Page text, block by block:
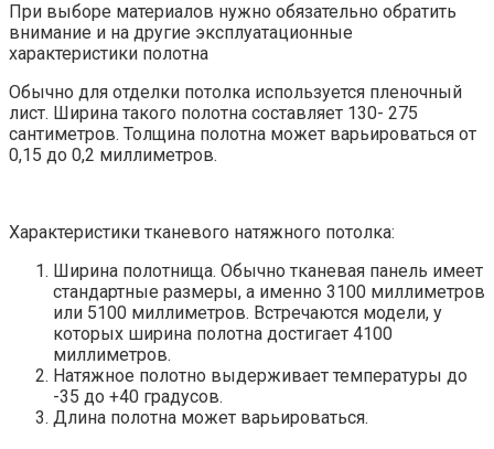
При выборе материалов нужно обязательно обратить
внимание и на другие эксплуатационные
характеристики полотна
Обычно для отделки потолка используется пленочный
лист. Ширина такого полотна составляет 130- 275
сантиметров. Толщина полотна может варьироваться от
0,15 до 0,2 миллиметров.
Характеристики тканевого натяжного потолка:
Ширина полотнища. Обычно тканевая панель имеет
стандартные размеры, а именно 3100 миллиметров
или 5100 миллиметров. Встречаются модели, у
которых ширина полотна достигает 4100
миллиметров.
Натяжное полотно выдерживает температуры до
-35 до +40 градусов.
Длина полотна может варьироваться.